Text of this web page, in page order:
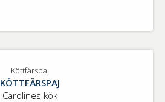
Köttfärspaj
KÖTTFÄRSPAJ
Carolines kök